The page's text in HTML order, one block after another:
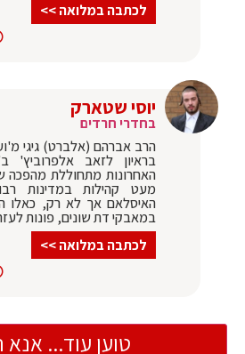
לכתבה במלואה >>
יוסי שטארק
בחדרי חרדים
הרב אברהם (אלברט) גיגי
בראיון לזאב אלפרוביץ'
האחרונות מתחוללת
מעט קהילות במדינות
האיסלאם אך לא רק, כאלו
במאבקי דת שונים, פונות
לכתבה במלואה >>
טוען עוד...